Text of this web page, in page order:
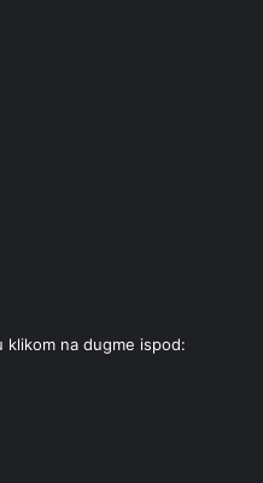
klikom na dugme ispod: